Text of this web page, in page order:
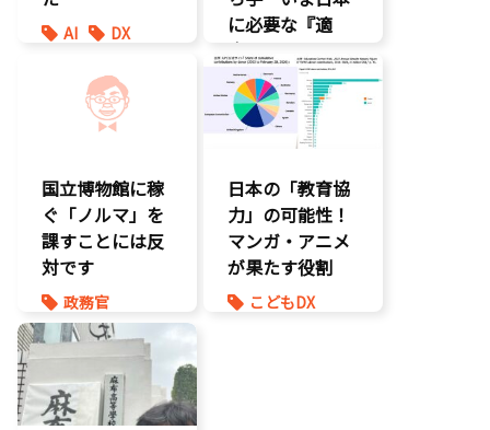
AI
DX
製造業
に必要な『適
応』とは
環境部会
国立博物館に稼
ぐ「ノルマ」を
課すことには反
対です
政務官
知的財産
日本の「教育協
力」の可能性！
マンガ・アニメ
が果たす役割
こどもDX